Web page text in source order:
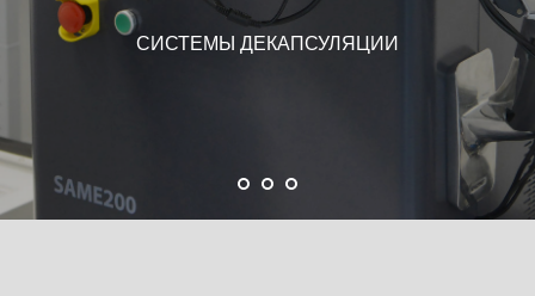
СИСТЕМЫ ДЕКАПСУЛЯЦИИ